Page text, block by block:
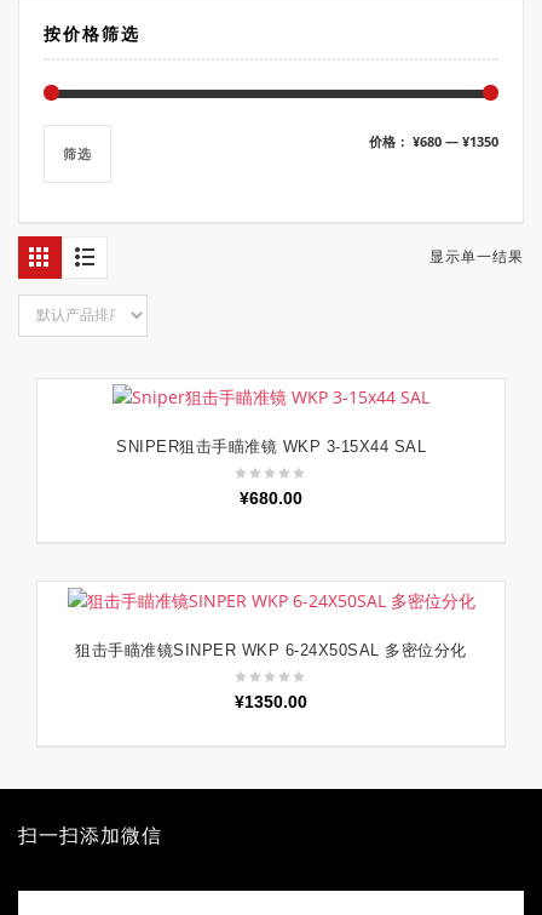
按价格筛选
最最
筛选
价格： ¥680 — ¥1350
显示单一结果
加入购物车
SNIPER狙击手瞄准镜 WKP 3-15X44 SAL
¥680.00
加入购物车
狙击手瞄准镜SINPER WKP 6-24X50SAL 多密位分化
¥1350.00
扫一扫添加微信